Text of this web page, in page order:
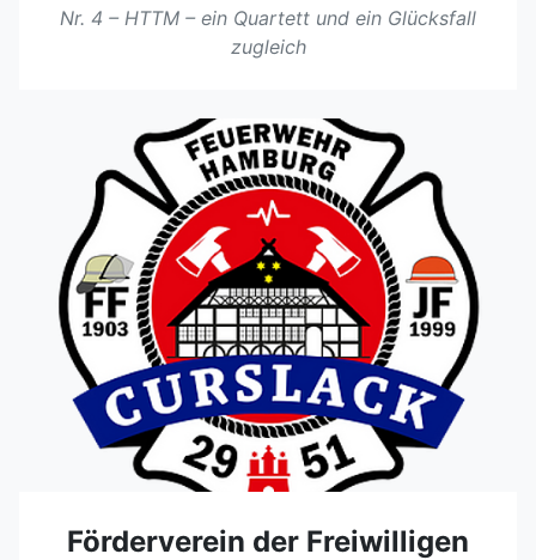
Nr. 4 – HTTM – ein Quartett und ein Glücksfall
zugleich
Förderverein der Freiwilligen